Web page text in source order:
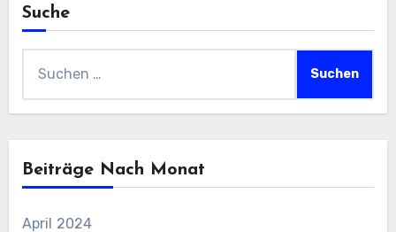
Suche
Beiträge Nach Monat
April 2024